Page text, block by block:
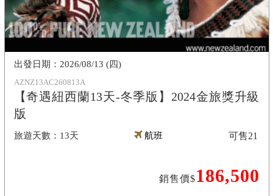
AZNZ13AC260813A
【奇遇紐西蘭13天-冬季版】2024金旅獎升級
版
13天
2026/08/13 (四)
航班
銷售價$186,500
可售21